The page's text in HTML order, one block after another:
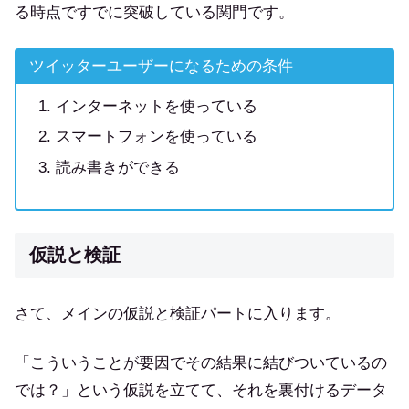
る時点ですでに突破している関門です。
ツイッターユーザーになるための条件
インターネットを使っている
スマートフォンを使っている
読み書きができる
仮説と検証
さて、メインの仮説と検証パートに入ります。
「こういうことが要因でその結果に結びついているの
では？」という仮説を立てて、それを裏付けるデータ